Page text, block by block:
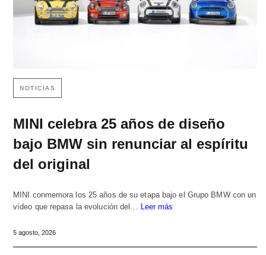
NOTICIAS
MINI celebra 25 años de diseño
bajo BMW sin renunciar al espíritu
del original
MINI conmemora los 25 años de su etapa bajo el Grupo BMW con un
vídeo que repasa la evolución del…
Leer más
5 agosto, 2026